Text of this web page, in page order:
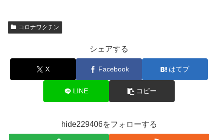
コロナワクチン
シェアする
X Facebook はてブ
LINE コピー
hide229406をフォローする